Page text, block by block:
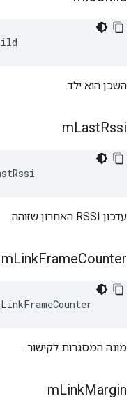
השכן הוא ילד.
mLastRssi
עדכון RSSI האחרון שזוהה.
mLinkFrameCounter
מונה המסגרות לקישור.
mLinkMargin